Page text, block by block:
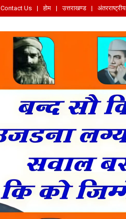
Contact Us होम उत्तराखण्ड अंतरराष्ट्रीय